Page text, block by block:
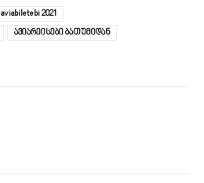
aviabiletebi 2021
ავიარეისები ბათუმიდან